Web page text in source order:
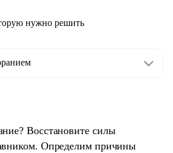
нужно решить
Восстановите силы
Определим причины